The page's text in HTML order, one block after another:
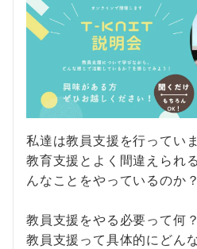
私達は教員支援を行っていま
教育支援とよく間違えられ
んなことをやっているのか
教員支援をやる必要って何？
教員支援って具体的にどん